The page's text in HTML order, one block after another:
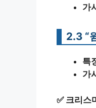
가
2.3 “
특
가
✅ 크리스